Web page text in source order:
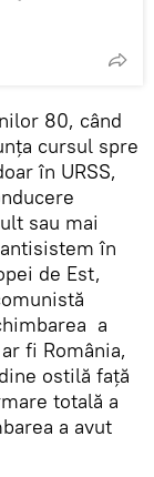
80, când
cursul spre
în URSS,
sau mai
în
de Est,
a
fi România,
ostilă față
totală a
a avut